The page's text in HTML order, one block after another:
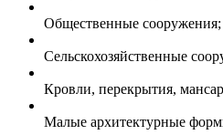
Общественные сооружения;
Сельскохозяйственные
Кровли, перекрытия,
Малые архитектурные